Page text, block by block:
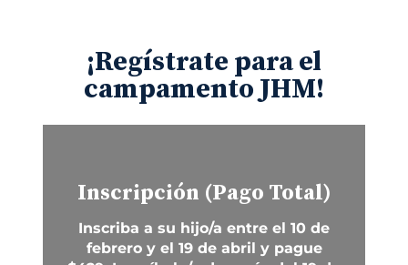
¡Regístrate para el
campamento JHM!
Inscripción (Pago Total)
Inscriba a su hijo/a entre el 10 de
febrero y el 19 de abril y pague